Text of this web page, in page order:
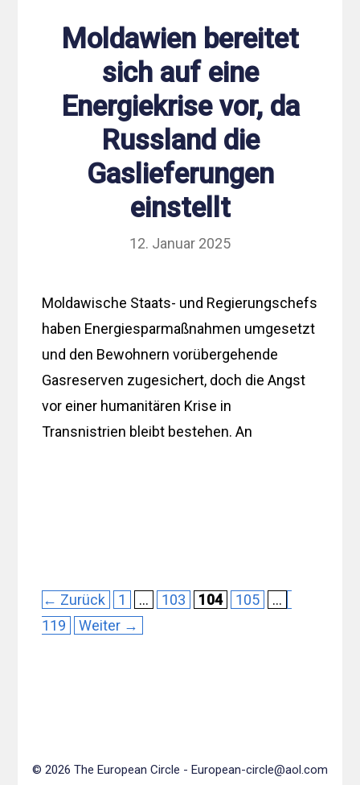
Moldawien bereitet
sich auf eine
Energiekrise vor, da
Russland die
Gaslieferungen
einstellt
12. Januar 2025
Moldawische Staats- und Regierungschefs
haben Energiesparmaßnahmen umgesetzt
und den Bewohnern vorübergehende
Gasreserven zugesichert, doch die Angst
vor einer humanitären Krise in
Transnistrien bleibt bestehen. An
← Zurück Seite
1 … Seite
103 Seite
104 Seite
105 …
119
Weiter →
© 2026 The European Circle - European-circle@aol.com